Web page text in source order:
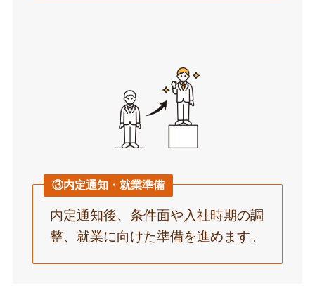
③内定通知・就業準備
内定通知後、条件面や入社時期の調
整、就業に向けた準備を進めます。